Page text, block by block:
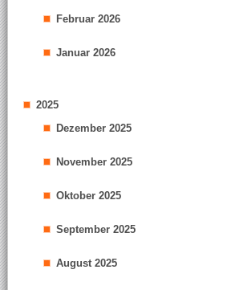
Februar 2026
Januar 2026
2025
Dezember 2025
November 2025
Oktober 2025
September 2025
August 2025